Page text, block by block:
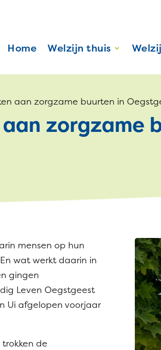
Home Welzijn thuis
aan zorgzame buurten in
zorgzame
mensen op hun
wat werkt daarin in
gingen
Leven Oegstgeest
Ui afgelopen voorjaar
de